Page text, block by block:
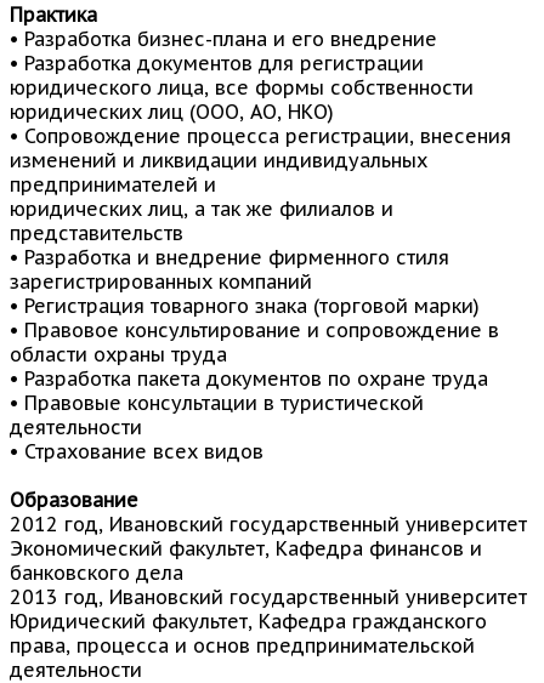
Практика
• Разработка бизнес-плана и его внедрение
• Разработка документов для регистрации
юридического лица, все формы собственности
юридических лиц (ООО, АО, НКО)
• Сопровождение процесса регистрации, внесения
изменений и ликвидации индивидуальных
предпринимателей и
юридических лиц, а так же филиалов и
представительств
• Разработка и внедрение фирменного стиля
зарегистрированных компаний
• Регистрация товарного знака (торговой марки)
• Правовое консультирование и сопровождение в
области охраны труда
• Разработка пакета документов по охране труда
• Правовые консультации в туристической
деятельности
• Страхование всех видов
Образование
2012 год, Ивановский государственный университет
Экономический факультет, Кафедра финансов и
банковского дела
2013 год, Ивановский государственный университет
Юридический факультет, Кафедра гражданского
права, процесса и основ предпринимательской
деятельности